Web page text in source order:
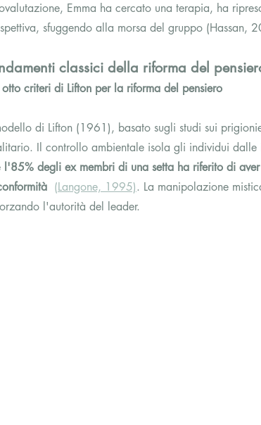
Emma ha cercato una terapia, ha
sfuggendo alla morsa del gruppo (Hassan,
classici della riforma del
criteri di Lifton per la riforma del pensiero
di Lifton (1961), basato sugli studi sui
Il controllo ambientale isola gli individui dalle
l'85% degli ex membri di una setta ha riferito di
(Langone, 1995). La manipolazione
l'autorità del leader.